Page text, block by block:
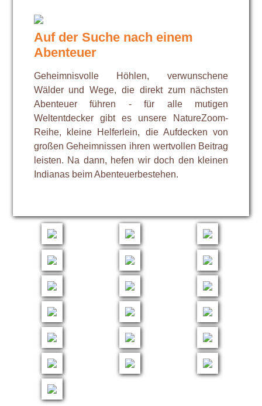
Auf der Suche nach einem
Abenteuer
Geheimnisvolle Höhlen, verwunschene
Wälder und Wege, die direkt zum nächsten
Abenteuer führen - für alle mutigen
Weltentdecker gibt es unsere NatureZoom-
Reihe, kleine Helferlein, die Aufdecken von
großen Geheimnissen ihren wertvollen Beitrag
leisten. Na dann, hefen wir doch den kleinen
Indianas beim Abenteuerbestehen.